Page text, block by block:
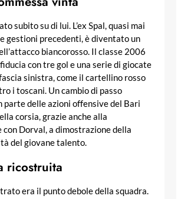
subito su di lui. L’ex Spal, quasi mai
gestioni precedenti, è diventato un
biancorosso. Il classe 2006
con tre gol e una serie di giocate
sinistra, come il cartellino rosso
i toscani. Un cambio di passo
parte delle azioni offensive del Bari
corsia, grazie anche alla
con Dorval, a dimostrazione della
del giovane talento.
ricostruita
era il punto debole della squadra.